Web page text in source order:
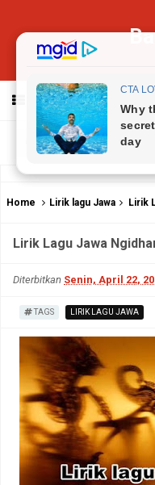
MENU
Home Lirik lagu Jawa Lirik
Lirik Lagu Jawa
Diterbitkan Senin, April 22,
TAGS LIRIK LAGU JAWA